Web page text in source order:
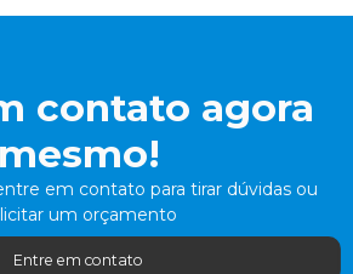
contato agora
mesmo!
em contato para tirar dúvidas ou
um orçamento
Entre em contato